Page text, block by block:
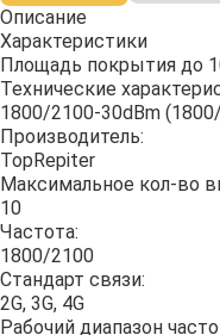
Описание
Характеристики
Площадь покрытия до
Технические
1800/2100-30dBm
Производитель:
TopRepiter
Максимальное кол-во
10
Частота:
1800/2100
Стандарт связи:
2G, 3G, 4G
Рабочий диапазон